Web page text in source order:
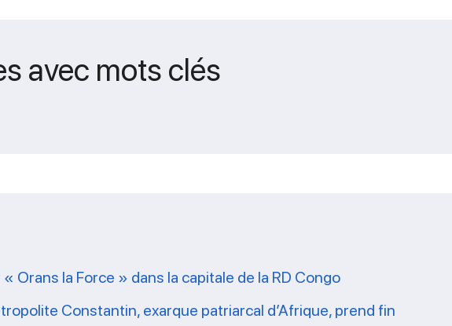
avec mots clés
Orans la Force » dans la capitale de la RD Congo
Constantin, exarque patriarcal d’Afrique, prend fin